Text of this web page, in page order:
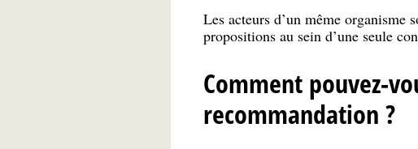
Les acteurs d’un même organisme
propositions au sein d’une seule
Comment pouvez-
recommandation ?